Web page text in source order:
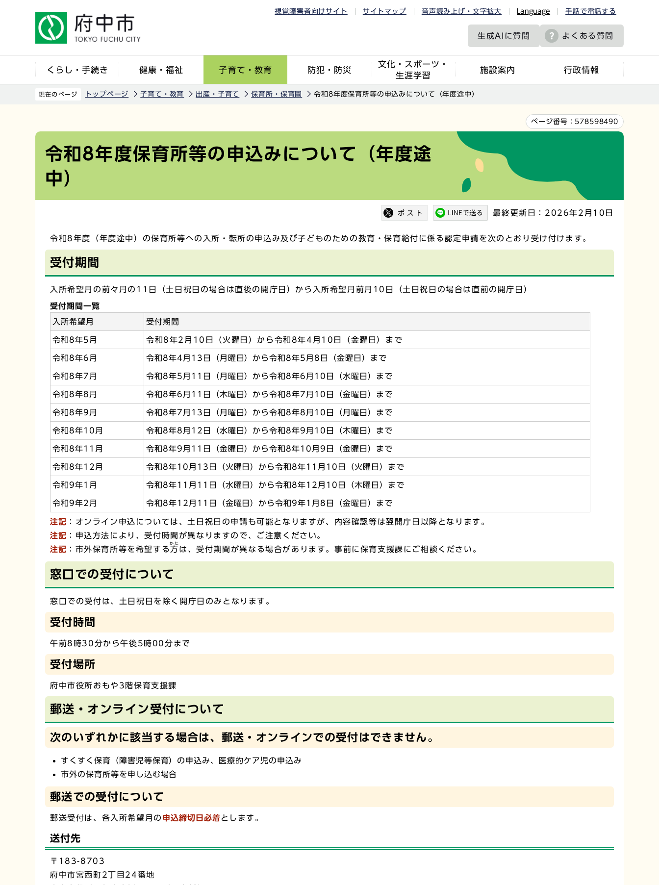
視覚障害者向けサイト サイトマップ 音声読み上げ・文字拡大 Language 手話で電話する
生成AIに質問 よくある質問
くらし・手続き 健康・福祉 子育て・教育 防犯・防災
文化・スポーツ・
生涯学習
施設案内 行政情報
現在のページ トップページ 子育て・教育 出産・子育て 保育所・保育園 令和8年度保育所等の申込みについて（年度途中）
ページ番号： 578598490
令和8年度保育所等の申込みについて（年度途
中）
最終更新日：2026年2月10日
令和8年度（年度途中）の保育所等への入所・転所の申込み及び子どものための教育・保育給付に係る認定申請を次のとおり受け付けます。
受付期間
入所希望月の前々月の11日（土日祝日の場合は直後の開庁日）から入所希望月前月10日（土日祝日の場合は直前の開庁日）
受付期間一覧
入所希望月
受付期間
令和8年5月 令和8年2月10日（火曜日）から令和8年4月10日（金曜日）まで
令和8年6月 令和8年4月13日（月曜日）から令和8年5月8日（金曜日）まで
令和8年7月 令和8年5月11日（月曜日）から令和8年6月10日（水曜日）まで
令和8年8月 令和8年6月11日（木曜日）から令和8年7月10日（金曜日）まで
令和8年9月 令和8年7月13日（月曜日）から令和8年8月10日（月曜日）まで
令和8年10月 令和8年8月12日（水曜日）から令和8年9月10日（木曜日）まで
令和8年11月 令和8年9月11日（金曜日）から令和8年10月9日（金曜日）まで
令和8年12月 令和8年10月13日（火曜日）から令和8年11月10日（火曜日）まで
令和9年1月 令和8年11月11日（水曜日）から令和8年12月10日（木曜日）まで
令和9年2月 令和8年12月11日（金曜日）から令和9年1月8日（金曜日）まで
注記 ：オンライン申込については、土日祝日の申請も可能となりますが、内容確認等は翌開庁日以降となります。
注記 ：申込方法により、受付時間が異なりますので、ご注意ください。
注記 ：市外保育所等を希望する方
かた
は、受付期間が異なる場合があります。事前に保育支援課にご相談ください。
窓口での受付について
窓口での受付は、土日祝日を除く開庁日のみとなります。
受付時間
午前8時30分から午後5時00分まで
受付場所
府中市役所おもや3階保育支援課
郵送・オンライン受付について
次のいずれかに該当する場合は、郵送・オンラインでの受付はできません。
すくすく保育（障害児等保育）の申込み、医療的ケア児の申込み
市外の保育所等を申し込む場合
郵送での受付について
郵送受付は、各入所希望月の 申込締切日必着とします。
送付先
〒183-8703
府中市宮西町2丁目24番地